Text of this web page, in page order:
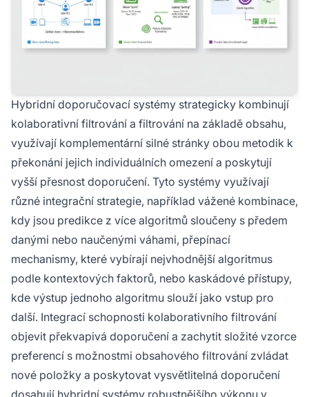
Hybridní doporučovací systémy strategicky kombinují
kolaborativní filtrování a filtrování na základě obsahu,
využívají komplementární silné stránky obou metodik k
překonání jejich individuálních omezení a poskytují
vyšší přesnost doporučení. Tyto systémy využívají
různé integrační strategie, například vážené kombinace,
kdy jsou predikce z více algoritmů sloučeny s předem
danými nebo naučenými váhami, přepínací
mechanismy, které vybírají nejvhodnější algoritmus
podle kontextových faktorů, nebo kaskádové přístupy,
kde výstup jednoho algoritmu slouží jako vstup pro
další. Integrací schopnosti kolaborativního filtrování
objevit překvapivá doporučení a zachytit složité vzorce
preferencí s možnostmi obsahového filtrování zvládat
nové položky a poskytovat vysvětlitelná doporučení
dosahují hybridní systémy robustnějšího výkonu v